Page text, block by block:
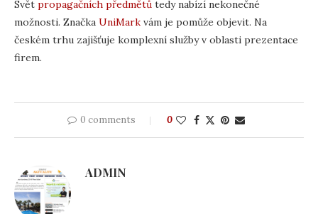
Svět propagačních předmětů tedy nabízí nekonečné
možnosti. Značka UniMark vám je pomůže objevit. Na
českém trhu zajišťuje komplexní služby v oblasti prezentace
firem.
0 comments 0
ADMIN